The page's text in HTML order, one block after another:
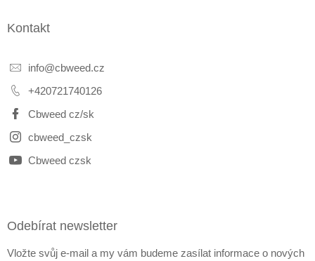
Kontakt
info@cbweed.cz
+420721740126
Cbweed cz/sk
cbweed_czsk
Cbweed czsk
Odebírat newsletter
Vložte svůj e-mail a my vám budeme zasílat informace o nových